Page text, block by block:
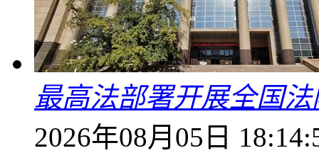
最高法部署开展全国
2026年08月05日